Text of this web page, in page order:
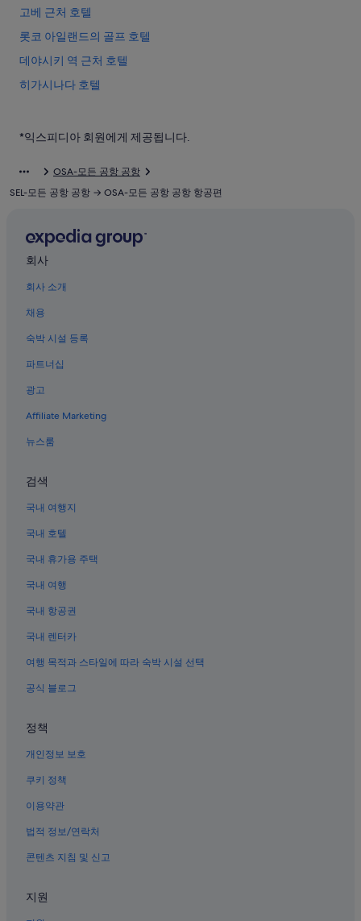
고베 근처 호텔
롯코 아일랜드의 골프 호텔
데야시키 역 근처 호텔
히가시나다 호텔
롯코 아일랜드의 아침 식사 제공 호텔
롯코 아일랜드의 5성급 호텔
게이콘퓨타마에 역의 호스텔
키자니아 고시엔 테마공원 근처 호텔
스자키 역의 게스트하우스
롯코 아일랜드의 아파트
롯코 아일랜드의 콘도
하쿠쓰루 주조 박물관 근처 호텔
고베 동물 왕국 근처 호텔
롯코 아일랜드의 공항 셔틀 제공 호텔
라라포트 고시엔 근처 호텔
히가시나다의 4성급 호텔
롯코 아일랜드의 4성급 호텔
롯코 아일랜드의 캡슐 호텔
게이콘퓨타마에 역의 아파트
아마가사키 센터풀마에역 근처 호텔
고베 국제전시관 근처 호텔
미나토지마 역 근처 호텔
고베 오기 역의 게스트하우스
이즈미초 호텔
*익스피디아 회원에게 제공됩니다.
OSA-모든 공항 공항
SEL-모든 공항 공항 → OSA-모든 공항 공항 항공편
회사
회사 소개
채용
숙박 시설 등록
파트너십
광고
Affiliate Marketing
뉴스룸
검색
국내 여행지
국내 호텔
국내 휴가용 주택
국내 여행
국내 항공권
국내 렌터카
여행 목적과 스타일에 따라 숙박 시설 선택
공식 블로그
정책
개인정보 보호
쿠키 정책
이용약관
법적 정보/연락처
콘텐츠 지침 및 신고
지원